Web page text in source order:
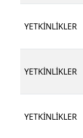
YETKİNLİKLER
YETKİNLİKLER
YETKİNLİKLER